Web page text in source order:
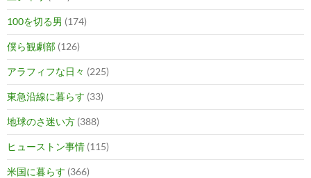
100を切る男 (174)
僕ら観劇部 (126)
アラフィフな日々 (225)
東急沿線に暮らす (33)
地球のさ迷い方 (388)
ヒューストン事情 (115)
米国に暮らす (366)